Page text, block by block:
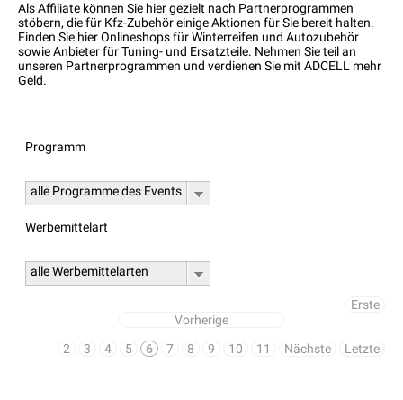
Als Affiliate können Sie hier gezielt nach Partnerprogrammen
stöbern, die für Kfz-Zubehör einige Aktionen für Sie bereit halten.
Finden Sie hier Onlineshops für Winterreifen und Autozubehör
sowie Anbieter für Tuning- und Ersatzteile. Nehmen Sie teil an
unseren Partnerprogrammen und verdienen Sie mit ADCELL mehr
Geld.
Programm
alle Programme des Events
Werbemittelart
alle Werbemittelarten
Erste
Vorherige
2
3 4 5 6 7 8 9 10 11 Nächste Letzte